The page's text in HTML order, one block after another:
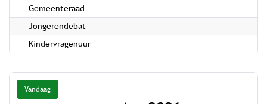
Gemeenteraad
Jongerendebat
Kindervragenuur
Vandaag